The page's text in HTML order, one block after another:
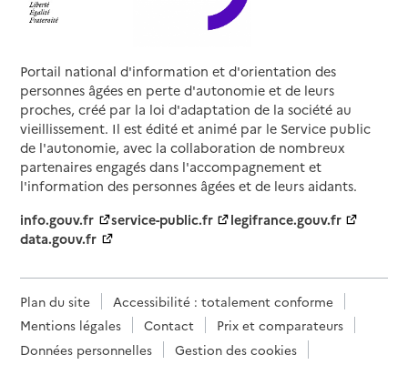
Portail national d'information et d'orientation des
personnes âgées en perte d'autonomie et de leurs
proches, créé par la loi d'adaptation de la société au
vieillissement. Il est édité et animé par le Service public
de l'autonomie, avec la collaboration de nombreux
partenaires engagés dans l'accompagnement et
l'information des personnes âgées et de leurs aidants.
info.gouv.fr
service-public.fr
legifrance.gouv.fr
data.gouv.fr
Plan du site
Accessibilité : totalement conforme
Mentions légales
Contact
Prix et comparateurs
Données personnelles
Gestion des cookies